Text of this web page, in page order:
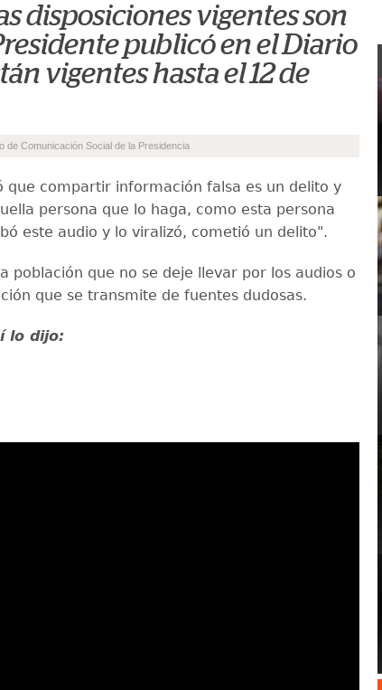
disposiciones vigentes son
publicó en el Diario
vigentes hasta el 12 de
de Comunicación Social de la Presidencia
que compartir información falsa es un delito y
persona que lo haga, como esta persona
este audio y lo viralizó, cometió un delito".
población que no se deje llevar por los audios o
que se transmite de fuentes dudosas.
lo dijo: